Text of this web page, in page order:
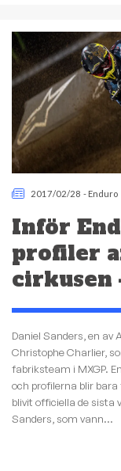
2017/02/28 - Enduro
Inför
profiler
cirkusen
Daniel Sanders, en av
Christophe Charlier,
fabriksteam i MXGP.
och profilerna blir
blivit officiella de sista
Sanders, som vann...